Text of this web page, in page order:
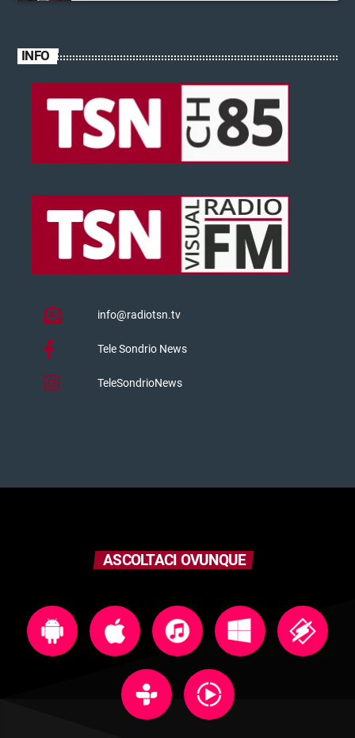
INFO
info@radiotsn.tv
Tele Sondrio News
TeleSondrioNews
ASCOLTACI OVUNQUE